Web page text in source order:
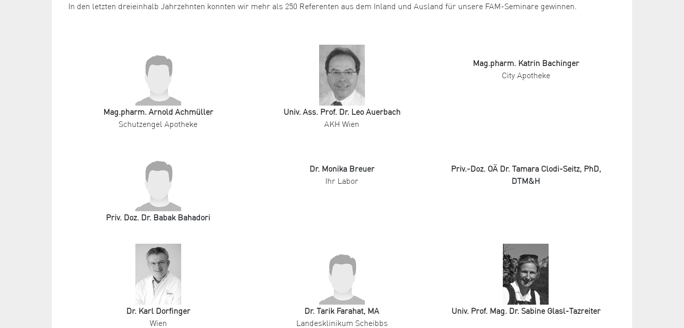
In den letzten dreieinhalb Jahrzehnten konnten wir mehr als 250 Referenten aus dem Inland und Ausland für unsere FAM-Seminare gewinnen.
Mag.pharm. Arnold Achmüller
Schutzengel Apotheke
Univ. Ass. Prof. Dr. Leo Auerbach
AKH Wien
Mag.pharm. Katrin Bachinger
City Apotheke
Priv. Doz. Dr. Babak Bahadori
Dr. Monika Breuer
Ihr Labor
Priv.-Doz. OÄ Dr. Tamara Clodi-Seitz, PhD,
DTM&H
Dr. Karl Dorfinger
Wien
Dr. Tarik Farahat, MA
Landesklinikum Scheibbs
Univ. Prof. Mag. Dr. Sabine Glasl-Tazreiter